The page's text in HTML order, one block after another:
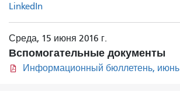
LinkedIn
Среда, 15 июня 2016 г.
Вспомогательные документы
Информационный бюллетень, июнь